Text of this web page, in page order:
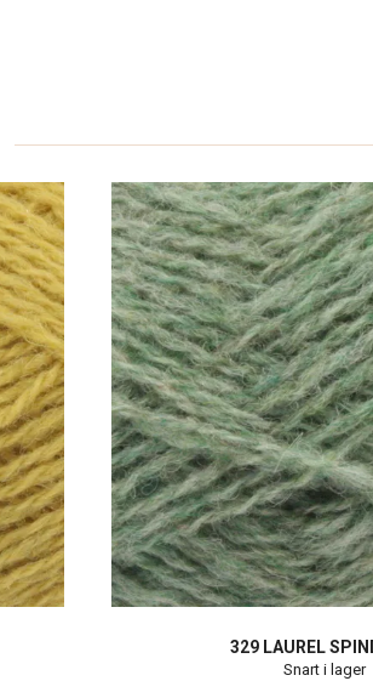
329 LAUREL
Snart i lager